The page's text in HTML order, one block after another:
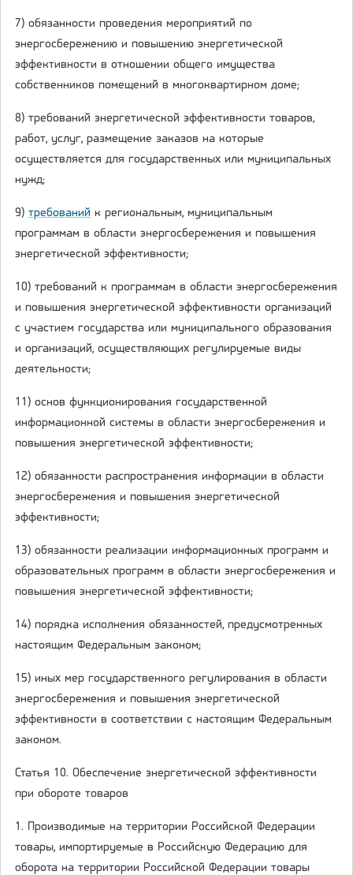
7) обязанности проведения мероприятий по
энергосбережению и повышению энергетической
эффективности в отношении общего имущества
собственников помещений в многоквартирном доме;
8) требований энергетической эффективности товаров,
работ, услуг, размещение заказов на которые
осуществляется для государственных или муниципальных
нужд;
9) требований к региональным, муниципальным
программам в области энергосбережения и повышения
энергетической эффективности;
10) требований к программам в области энергосбережения
и повышения энергетической эффективности организаций
с участием государства или муниципального образования
и организаций, осуществляющих регулируемые виды
деятельности;
11) основ функционирования государственной
информационной системы в области энергосбережения и
повышения энергетической эффективности;
12) обязанности распространения информации в области
энергосбережения и повышения энергетической
эффективности;
13) обязанности реализации информационных программ и
образовательных программ в области энергосбережения и
повышения энергетической эффективности;
14) порядка исполнения обязанностей, предусмотренных
настоящим Федеральным законом;
15) иных мер государственного регулирования в области
энергосбережения и повышения энергетической
эффективности в соответствии с настоящим Федеральным
законом.
Статья 10. Обеспечение энергетической эффективности
при обороте товаров
1. Производимые на территории Российской Федерации
товары, импортируемые в Российскую Федерацию для
оборота на территории Российской Федерации товары